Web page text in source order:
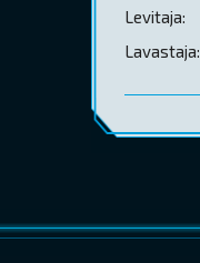
Levitaja:
Lavastaja: